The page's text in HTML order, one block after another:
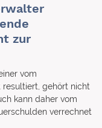
zur
vom
resultiert, gehört nicht
kann daher vom
verrechnet